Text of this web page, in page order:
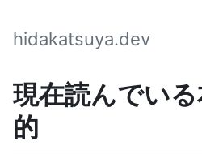
hidakatsuya.dev
現在読んでい
的